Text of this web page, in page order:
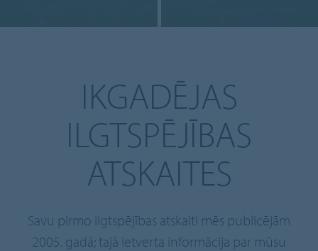
IKGADĒJAS
ILGTSPĒJĪBAS
ATSKAITES
Savu pirmo ilgtspējības atskaiti mēs publicējām
2005. gadā; tajā ietverta informācija par mūsu